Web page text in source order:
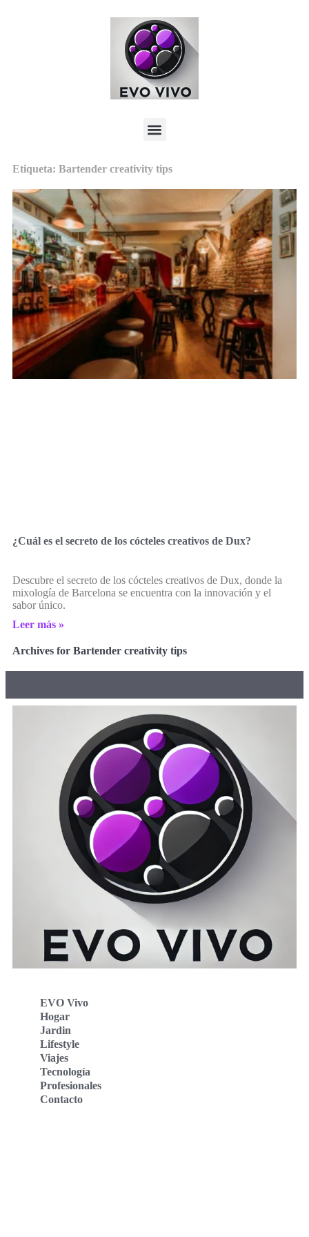
Etiqueta: Bartender creativity tips
¿Cuál es el secreto de los cócteles creativos de Dux?
Descubre el secreto de los cócteles creativos de Dux, donde la
mixología de Barcelona se encuentra con la innovación y el
sabor único.
Leer más »
Archives for Bartender creativity tips
EVO Vivo
Hogar
Jardin
Lifestyle
Viajes
Tecnología
Profesionales
Contacto